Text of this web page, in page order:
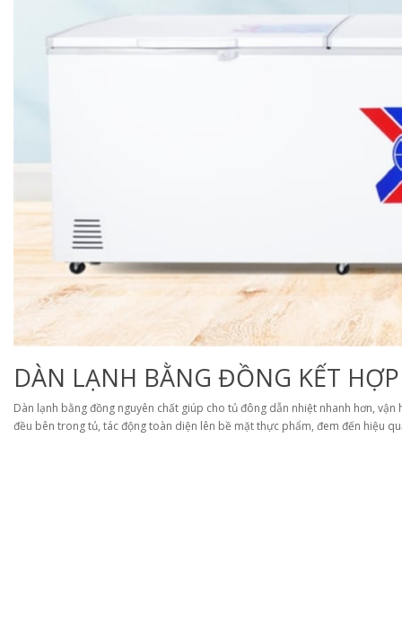
DÀN LẠNH BẰNG ĐỒNG KẾT
Dàn lạnh bằng đồng nguyên chất giúp cho tủ đông dẫn nhiệt nhanh hơn,
đều bên trong tủ, tác động toàn diện lên bề mặt thực phẩm, đem đến hiệu